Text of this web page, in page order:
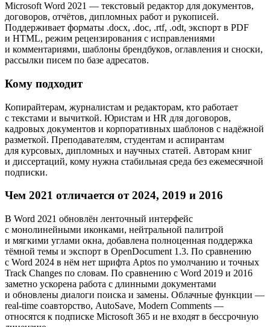
Microsoft Word 2021 — текстовый редактор для документов,
договоров, отчётов, дипломных работ и рукописей.
Поддерживает форматы .docx, .doc, .rtf, .odt, экспорт в PDF
и HTML, режим рецензирования с исправлениями
и комментариями, шаблоны брендбуков, оглавления и сноски,
рассылки писем по базе адресатов.
Кому подходит
Копирайтерам, журналистам и редакторам, кто работает
с текстами и вычиткой. Юристам и HR для договоров,
кадровых документов и корпоративных шаблонов с надёжной
разметкой. Преподавателям, студентам и аспирантам
для курсовых, дипломных и научных статей. Авторам книг
и диссертаций, кому нужна стабильная среда без ежемесячной
подписки.
Чем 2021 отличается от 2024, 2019 и 2016
В Word 2021 обновлён ленточный интерфейс
с монолинейными иконками, нейтральной палитрой
и мягкими углами окна, добавлена полноценная поддержка
тёмной темы и экспорт в OpenDocument 1.3. По сравнению
с Word 2024 в нём нет шрифта Aptos по умолчанию и точных
Track Changes по словам. По сравнению с Word 2019 и 2016
заметно ускорена работа с длинными документами
и обновлены диалоги поиска и замены. Облачные функции —
real-time соавторство, AutoSave, Modern Comments —
относятся к подписке Microsoft 365 и не входят в бессрочную